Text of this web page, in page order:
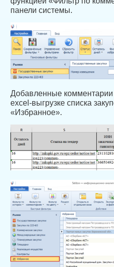
панели системы.
Добавленные комментарии
excel-выгрузке списка
«Избранное».